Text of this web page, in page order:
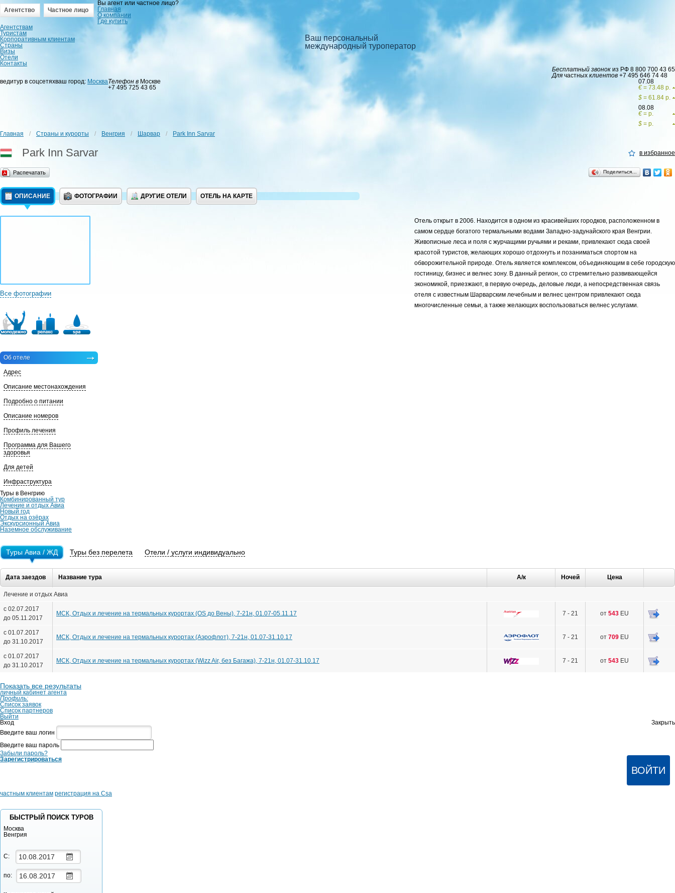
Вы агент или частное лицо?
Агентство
Частное лицо
Главная
О компании
Где купить
Агентствам
Туристам
Корпоративным клиентам
Страны
Визы
Отели
Контакты
Ваш персональный
международный туроператор
Бесплатный звонок из РФ 8 800 700 43 65
Для частных клиентов +7 495 646 74 48
ведитур в соцсетяхваш город: МоскваТелефон в Москве
+7 495 725 43 65
07.08
€ = 73.48 р.
$ = 61.84 р.
08.08
€ = р.
$ = р.
Главная
/ Страны и курорты / Венгрия / Шарвар / Park Inn Sarvar
Park Inn Sarvar в избранное
Распечатать Поделиться…
ОПИСАНИЕ ФОТОГРАФИИ ДРУГИЕ ОТЕЛИ ОТЕЛЬ НА КАРТЕ
Все фотографии
Об отеле
Адрес
Описание местонахождения
Подробно о питании
Описание номеров
Профиль лечения
Программа для Вашего
здоровья
Для детей
Инфраструктура
Отель открыт в 2006. Находится в одном из красивейших городков, расположенном в
самом сердце богатого термальными водами Западно-задунайского края Венгрии.
Живописные леса и поля с журчащими ручьями и реками, привлекают сюда своей
красотой туристов, желающих хорошо отдохнуть и позаниматься спортом на
обворожительной природе. Отель является комплексом, объединяющим в себе городскую
гостиницу, бизнес и велнес зону. В данный регион, со стремительно развивающейся
экономикой, приезжают, в первую очередь, деловые люди, а непосредственная связь
отеля с известным Шарварским лечебным и велнес центром привлекают сюда
многочисленные семьи, а также желающих воспользоваться велнес услугами.
Туры в Венгрию
Комбинированный тур
Лечение и отдых Авиа
Новый год
Отдых на озёрах
Экскурсионный Авиа
Наземное обслуживание
Туры Авиа / ЖД Туры без перелета Отели / услуги индивидуально
Дата заездов Название тура А/к Ночей Цена
Лечение и отдых Авиа
с 02.07.2017
до 05.11.2017
МСК, Отдых и лечение на термальных курортах (OS до Вены), 7-21н, 01.07-05.11.17 7 - 21 от 543 EU
с 01.07.2017
до 31.10.2017
МСК, Отдых и лечение на термальных курортах (Аэрофлот), 7-21н, 01.07-31.10.17 7 - 21 от 709 EU
с 01.07.2017
до 31.10.2017
МСК, Отдых и лечение на термальных курортах (Wizz Air, без Багажа), 7-21н, 01.07-31.10.17 7 - 21 от 543 EU
Показать все результаты
личный кабинет агента
Профиль:
Список заявок
Список партнеров
Выйти
Вход
Закрыть
Введите ваш логин
Введите ваш пароль
Забыли пароль?
Зарегистрироваться
частным клиентам регистрация на Csa
БЫСТРЫЙ ПОИСК ТУРОВ
Москва
Венгрия
С:
по: